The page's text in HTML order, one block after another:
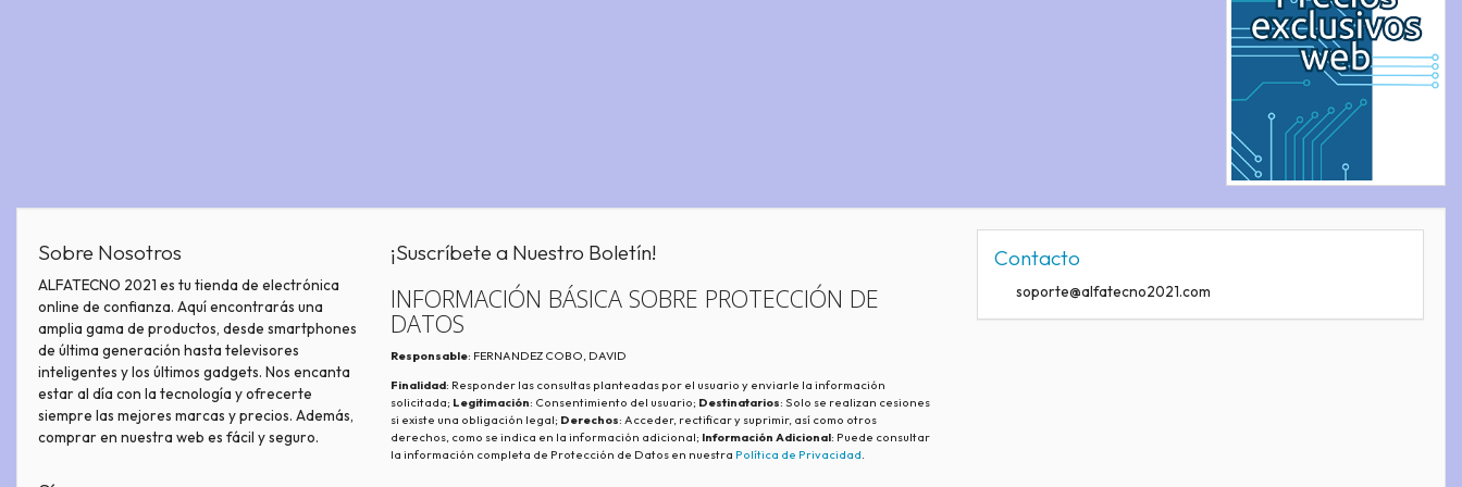
Sobre Nosotros
ALFATECNO 2021 es tu tienda de electrónica
online de confianza. Aquí encontrarás una
amplia gama de productos, desde smartphones
de última generación hasta televisores
inteligentes y los últimos gadgets. Nos encanta
estar al día con la tecnología y ofrecerte
siempre las mejores marcas y precios. Además,
comprar en nuestra web es fácil y seguro.
¡Suscríbete a Nuestro Boletín!
INFORMACIÓN BÁSICA SOBRE PROTECCIÓN DE
DATOS
Responsable: FERNANDEZ COBO, DAVID
Finalidad: Responder las consultas planteadas por el usuario y enviarle la información
solicitada; Legitimación: Consentimiento del usuario; Destinatarios: Solo se realizan cesiones
si existe una obligación legal; Derechos: Acceder, rectificar y suprimir, así como otros
derechos, como se indica en la información adicional; Información Adicional: Puede consultar
la información completa de Protección de Datos en nuestra Política de Privacidad.
Contacto
soporte@alfatecno2021.com